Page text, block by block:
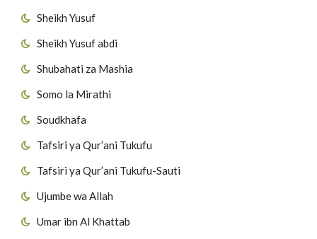
Sheikh Yusuf
Sheikh Yusuf abdi
Shubahati za Mashia
Somo la Mirathi
Soudkhafa
Tafsiri ya Qur’ani Tukufu
Tafsiri ya Qur’ani Tukufu-Sauti
Ujumbe wa Allah
Umar ibn Al Khattab